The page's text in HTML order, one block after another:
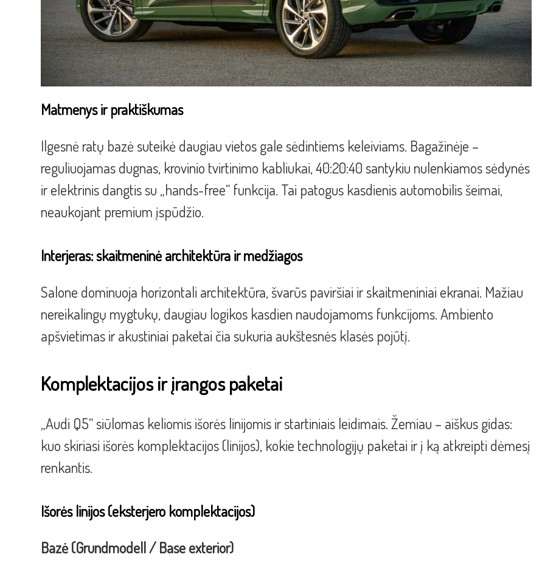
Matmenys ir praktiškumas
Ilgesnė ratų bazė suteikė daugiau vietos gale sėdintiems keleiviams. Bagažinėje –
reguliuojamas dugnas, krovinio tvirtinimo kabliukai, 40:20:40 santykiu nulenkiamos sėdynės
ir elektrinis dangtis su „hands-free“ funkcija. Tai patogus kasdienis automobilis šeimai,
neaukojant premium įspūdžio.
Interjeras: skaitmeninė architektūra ir medžiagos
Salone dominuoja horizontali architektūra, švarūs paviršiai ir skaitmeniniai ekranai. Mažiau
nereikalingų mygtukų, daugiau logikos kasdien naudojamoms funkcijoms. Ambiento
apšvietimas ir akustiniai paketai čia sukuria aukštesnės klasės pojūtį.
Komplektacijos ir įrangos paketai
„Audi Q5“ siūlomas keliomis išorės linijomis ir startiniais leidimais. Žemiau – aiškus gidas:
kuo skiriasi išorės komplektacijos (linijos), kokie technologijų paketai ir į ką atkreipti dėmesį
renkantis.
Išorės linijos (eksterjero komplektacijos)
Bazė (Grundmodell / Base exterior)